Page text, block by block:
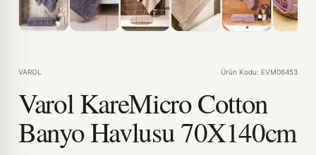
VAROL Ürün Kodu: EVM06453
Varol KareMicro Cotton
Banyo Havlusu 70X140cm